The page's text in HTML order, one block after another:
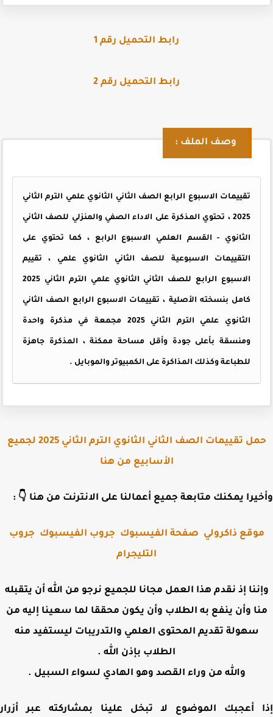
رابط التحميل رقم 1
رابط التحميل رقم 2
وصف الملف :
تقييمات الاسبوع الرابع الصف الثاني الثانوي علمي الترم الثاني
2025 ، تحتوي المذكرة على الاداء الصفي والمنزلي للصف الثاني
الثانوي - القسم العلمي الاسبوع الرابع ، كما تحتوي على
التقييمات الاسبوعية للصف الثاني الثانوي علمي ، تقييم
الاسبوع الرابع للصف الثاني الثانوي علمي الترم الثاني 2025
كامل بنسخته الأصلية ، تقييمات الاسبوع الرابع الصف الثاني
الثانوي علمي الترم الثاني 2025 مجمعة في مذكرة واحدة
ومنسقة بأعلى جودة وأقل مساحة ممكنة ، المذكرة جاهزة
للطباعة وكذلك المذاكرة على الكمبيوتر والموبايل .
حمل تقييمات الصف الثاني الثانوي الترم الثاني 2025 لجميع
الأسابيع من هنا
يمكنك متابعة جميع أعمالنا على الانترنت من هنا 👇 :
ذاكرولي صفحة الفيسبوك جروب الفيسبوك جروب
التليجرام
إذ نقدم هذا العمل مجانا للجميع نرجو من الله أن يتقبله
وأن ينفع به الطلاب وأن يكون محققا لما سعينا إليه من
سهولة تقديم المحتوى العلمي والتدريبات ليستفيد منه
الطلاب بإذن الله .
والله من وراء القصد وهو الهادي لسواء السبيل .
أعجبك الموضوع لا تبخل علينا بمشاركته عبر أزرار